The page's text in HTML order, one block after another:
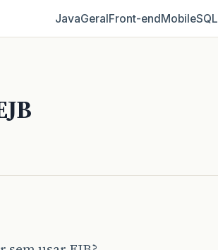
JavaGeralFront‑endMobileSQL